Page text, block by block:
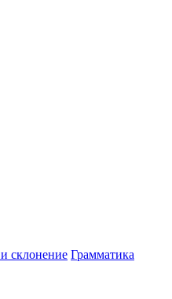
и склонение Грамматика